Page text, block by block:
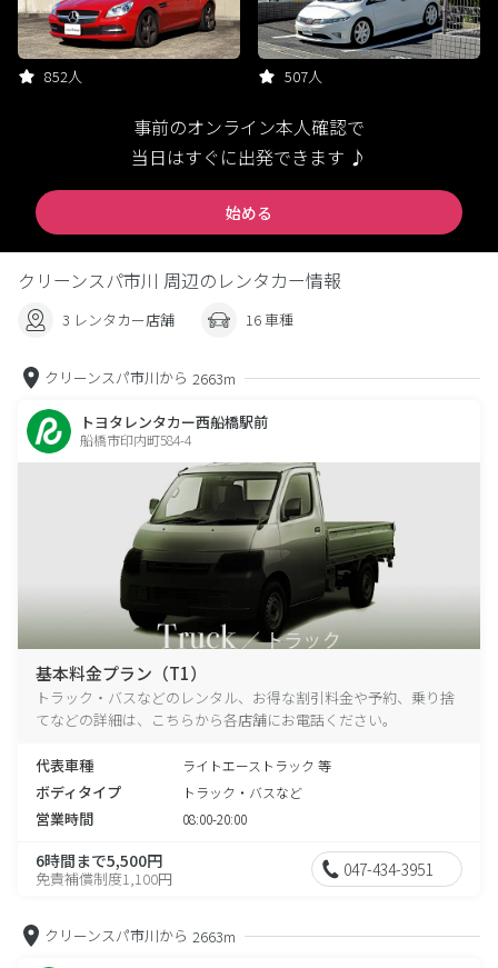
852人 507人
事前のオンライン本人確認で
当日はすぐに出発できます ♪
始める
クリーンスパ市川 周辺のレンタカー情報
3 レンタカー店舗 16 車種
クリーンスパ市川から 2663m
トヨタレンタカー西船橋駅前
船橋市印内町584-4
基本料金プラン（T1）
トラック・バスなどのレンタル、お得な割引料金や予約、乗り捨
てなどの詳細は、こちらから各店舗にお電話ください。
代表車種 ライトエーストラック 等
ボディタイプ トラック・バスなど
営業時間 08:00-20:00
6時間まで5,500円
免責補償制度1,100円 047-434-3951
クリーンスパ市川から 2663m